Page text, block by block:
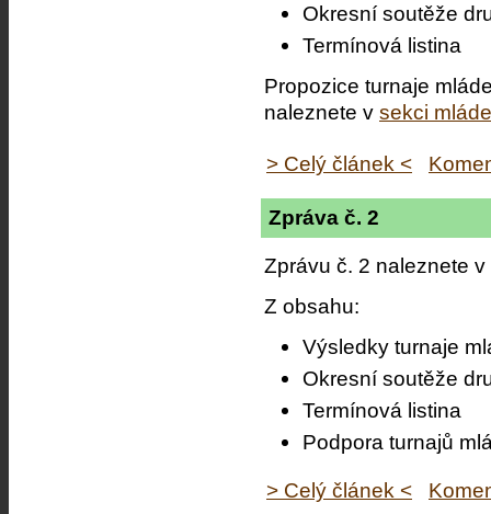
Okresní soutěže
Termínová listina
Propozice turnaje
naleznete v sekci
> Celý článek <
Zpráva č. 2
Zprávu č. 2 naleznete
Z obsahu:
Výsledky turnaje
Okresní soutěže
Termínová listina
Podpora turnajů
> Celý článek <